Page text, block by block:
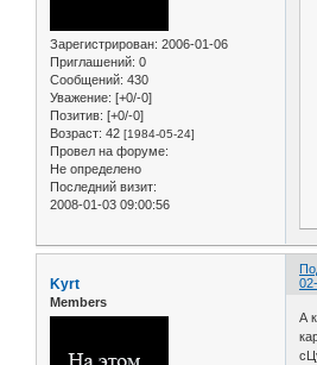
Зарегистрирован: 2006-01-06
Приглашений: 0
Сообщений: 430
Уважение: [+0/-0]
Позитив: [+0/-0]
Возраст: 42 [1984-05-24]
Провел на форуме:
Не определено
Последний визит:
2008-01-03 09:00:56
Kyrt
Members
А